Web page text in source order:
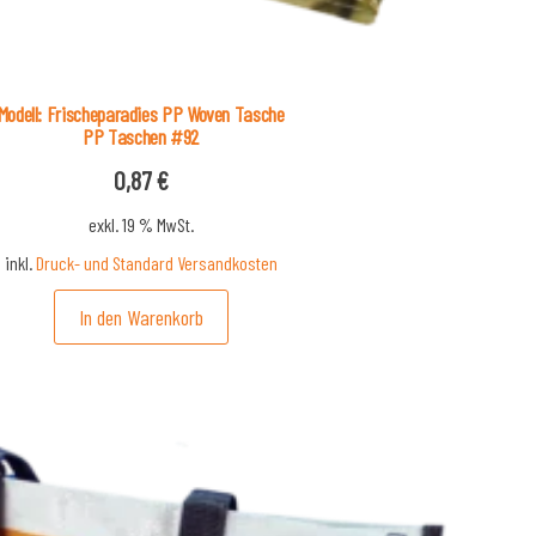
Frischeparadies PP Woven Tasche
PP Taschen #92
0,87€
exkl. 19 % MwSt.
inkl.Druck- und Standard Versandkosten
In den Warenkorb